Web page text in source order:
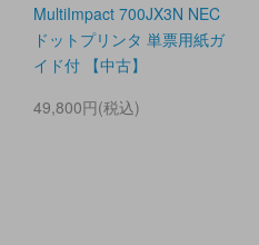
MultiImpact 700JX3N NEC
ドットプリンタ 単票用紙ガ
イド付 【中古】
49,800円(税込)